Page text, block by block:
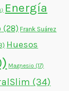
Energía
(28) Frank Suárez
Huesos
Magnesio (17)
(34)